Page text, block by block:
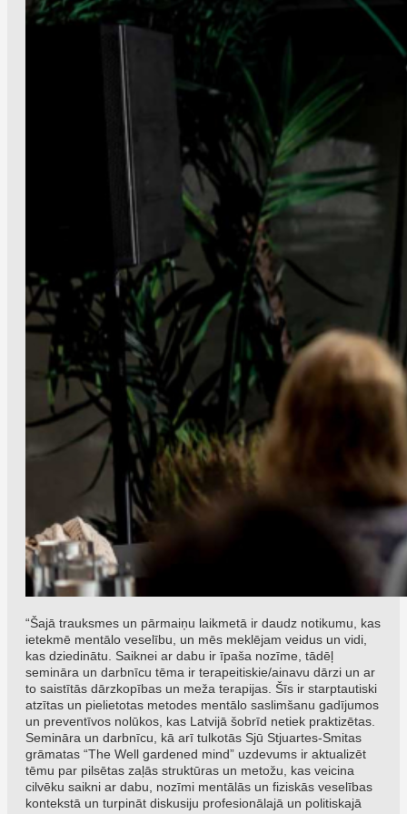
“Šajā trauksmes un pārmaiņu laikmetā ir daudz notikumu, kas
ietekmē mentālo veselību, un mēs meklējam veidus un vidi,
kas dziedinātu. Saiknei ar dabu ir īpaša nozīme, tādēļ
semināra un darbnīcu tēma ir terapeitiskie/ainavu dārzi un ar
to saistītās dārzkopības un meža terapijas. Šīs ir starptautiski
atzītas un pielietotas metodes mentālo saslimšanu gadījumos
un preventīvos nolūkos, kas Latvijā šobrīd netiek praktizētas.
Semināra un darbnīcu, kā arī tulkotās Sjū Stjuartes-Smitas
grāmatas “The Well gardened mind” uzdevums ir aktualizēt
tēmu par pilsētas zaļās struktūras un metožu, kas veicina
cilvēku saikni ar dabu, nozīmi mentālās un fiziskās veselības
kontekstā un turpināt diskusiju profesionālajā un politiskajā